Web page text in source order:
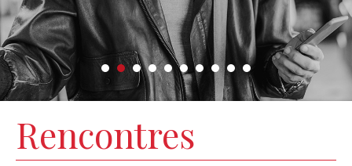
Rencontres